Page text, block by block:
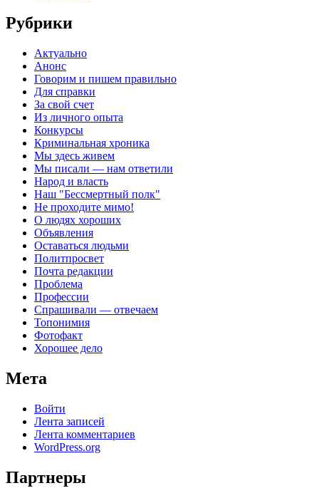
Рубрики
Актуально
Анонс
Говорим и пишем правильно
Для справки
За свой счет
Из личного опыта
Конкурсы
Криминальная хроника
Мы здесь живем
Мы писали — нам ответили
Народ и власть
Наш "Бессмертный полк"
Не проходите мимо!
О людях хороших
Объявления
Оставаться людьми
Политпросвет
Почта редакции
Проблема
Профессии
Спрашивали — отвечаем
Топонимия
Фотофакт
Хорошее дело
Мета
Войти
Лента записей
Лента комментариев
WordPress.org
Партнеры